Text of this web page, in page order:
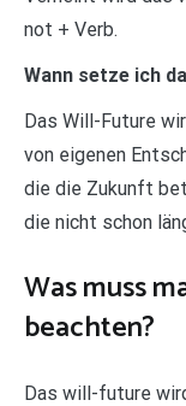
not + Verb.
Wann setze ich
Das Will-Future
von eigenen
die die Zukunft
die nicht schon
Was muss
beachten?
Das will-future